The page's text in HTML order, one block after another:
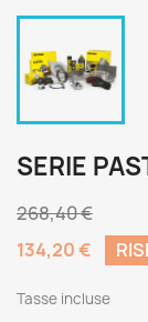
SERIE
268,40 €
134,20 €
Tasse incluse